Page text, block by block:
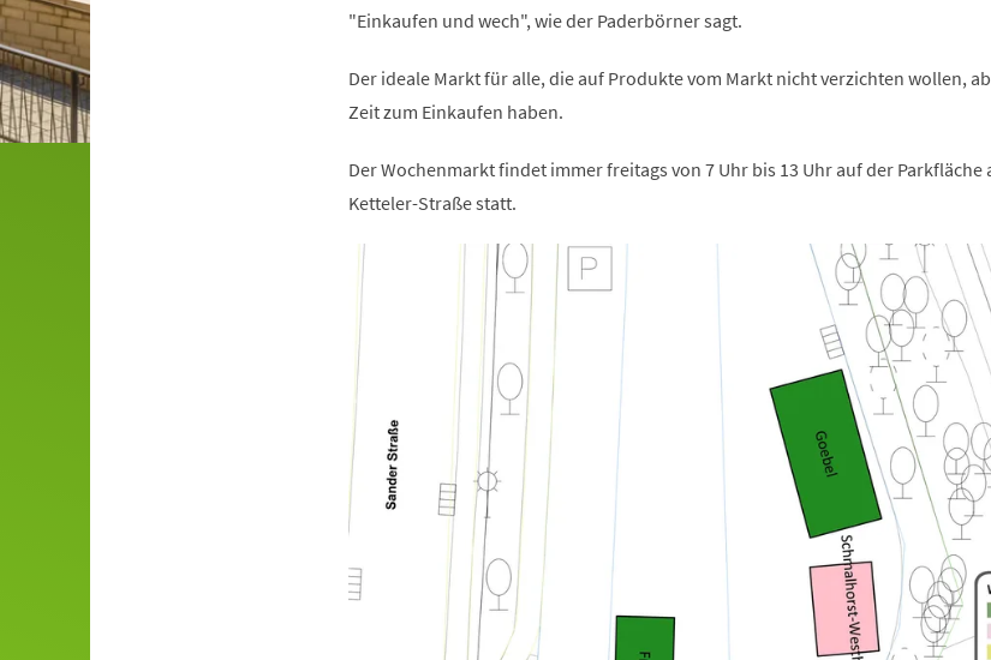
"Einkaufen und wech", wie der Paderbörner sagt.
Der ideale Markt für alle, die auf Produkte vom Markt nicht verzichten wollen,
Zeit zum Einkaufen haben.
Der Wochenmarkt findet immer freitags von 7 Uhr bis 13 Uhr auf der Parkfläche
Ketteler-Straße statt.